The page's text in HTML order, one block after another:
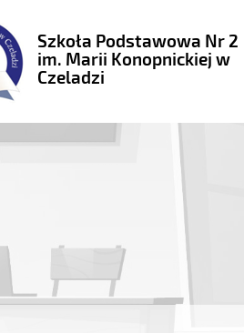
Szkoła Podstawowa Nr 2
im. Marii Konopnickiej w
Czeladzi